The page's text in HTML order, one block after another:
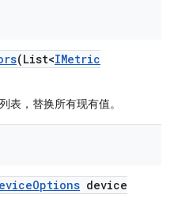
(List<IMetric
表，替换所有现有值。
Options device